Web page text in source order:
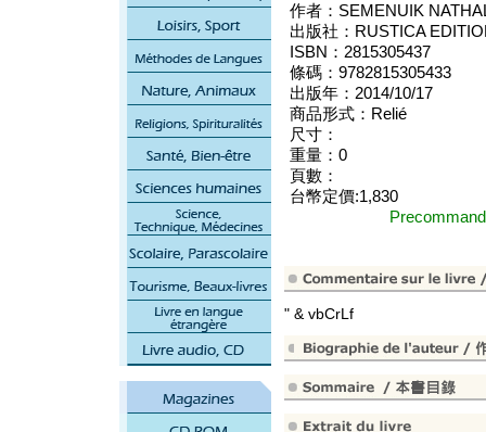
作者：SEMENUIK
出版社：RUSTICA
ISBN：2815305437
條碼：9782815305433
出版年：2014/10/17
商品形式：Relié
尺寸：
重量：0
頁數：
台幣定價:1,830
" & vbCrLf